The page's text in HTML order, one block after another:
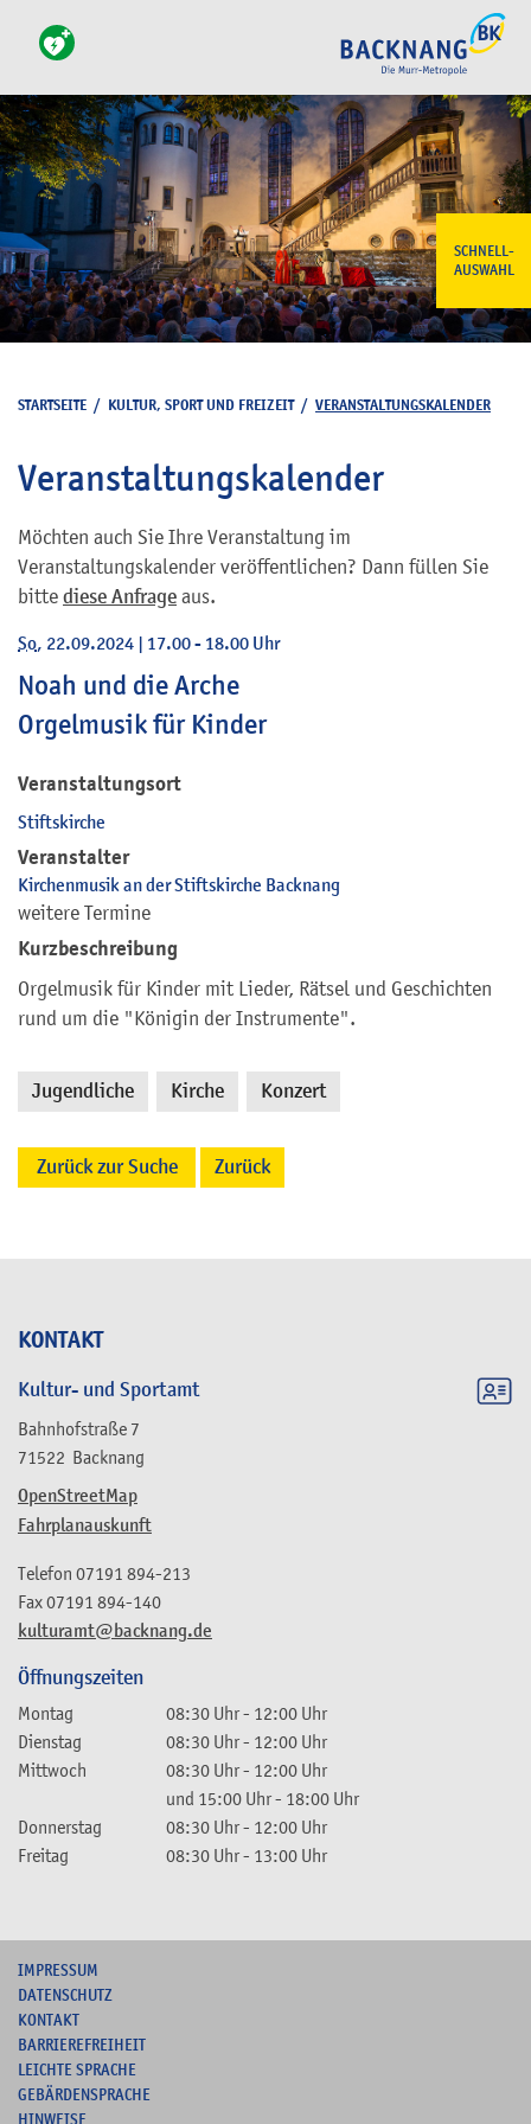
SCHNELL-
AUSWAHL
KONTAKT
Kultur- und Sportamt
Bahnhofstraße 7
71522 Backnang
OpenStreetMap
Fahrplanauskunft
kulturamt@backnang.de
Telefon 07191 894-213
Fax07191 894-140
Öffnungszeiten
Montag 08:30 Uhr- 12:00 Uhr
Dienstag
08:30 Uhr- 12:00 Uhr
Mittwoch
08:30 Uhr- 12:00 Uhr
und 15:00 Uhr- 18:00 Uhr
Donnerstag
08:30 Uhr- 12:00 Uhr
Freitag
08:30 Uhr- 13:00 Uhr
STARTSEITE / KULTUR, SPORT UND FREIZEIT/ VERANSTALTUNGSKALENDER
Veranstaltungskalender
Möchten auch Sie Ihre Veranstaltung im
Veranstaltungskalender veröffentlichen? Dann füllen Sie
bitte diese Anfrage aus.
So, 22.09.2024 | 17.00 - 18.00 Uhr
Noah und die Arche
Orgelmusik für Kinder
Veranstaltungsort
Stiftskirche
Veranstalter
Kirchenmusik an der Stiftskirche Backnang
weitere Termine
Kurzbeschreibung
Orgelmusik für Kinder mit Lieder, Rätsel und Geschichten
rund um die "Königin der Instrumente".
Jugendliche Kirche Konzert
Zurück zur Suche Zurück
IMPRESSUM
DATENSCHUTZ
KONTAKT
BARRIEREFREIHEIT
LEICHTE SPRACHE
GEBÄRDENSPRACHE
HINWEISE